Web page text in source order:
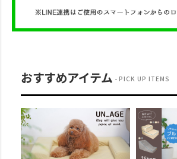
おすすめアイテム PICK UP ITEMS